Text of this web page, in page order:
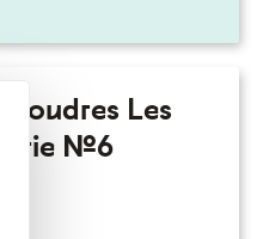
Foudres Les
n°6
le